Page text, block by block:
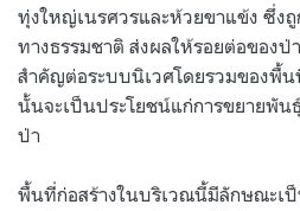
ทุ่งใหญ่เนรศวรและห้วยขาแข้ง ซึ่ง
ทางธรรมชาติ ส่งผลให้รอยต่อของ
สำคัญต่อระบบนิเวศโดยรวมของพื้น
นั้นจะเป็นประโยชน์แก่การขยายพัน
ป่า
พื้นที่ก่อสร้างในบริเวณนี้มีลักษณะเ